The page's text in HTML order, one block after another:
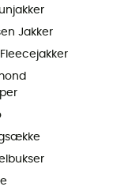
Jakker